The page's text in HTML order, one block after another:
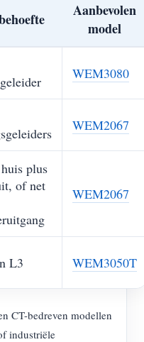
Aanbevolen
model
WEM3080
WEM2067
plus
of net
WEM2067
L3 WEM3050T
CT-bedreven modellen
industriële